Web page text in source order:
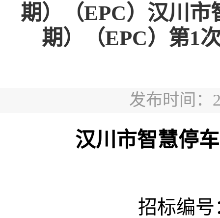
期）（EPC）汉川
期）（EPC）第1
发布时间：
汉川市智慧停
招标编号